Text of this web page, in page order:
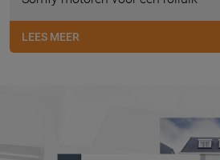
LEES MEER